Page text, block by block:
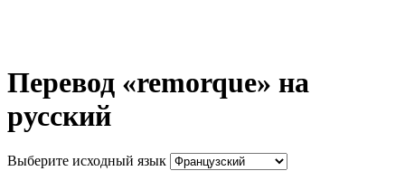
Перевод «remorque» на
русский
Выберите исходный язык